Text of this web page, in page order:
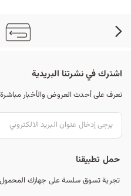
اشترك في نشرتنا البريدية
تعرف على أحدث العروض والأخبار مباشرة
حمل تطبيقنا
تجربة تسوق سلسة على جهازك المحمول.